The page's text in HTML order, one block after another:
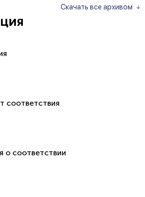
Скачать все архивом
соответствия
о соответствии